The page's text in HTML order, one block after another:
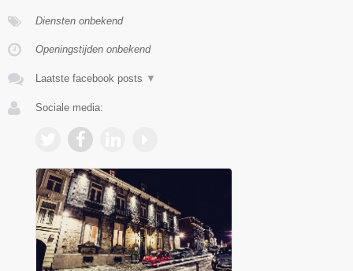
Diensten onbekend
Openingstijden onbekend
Laatste facebook posts ▼
Sociale media: